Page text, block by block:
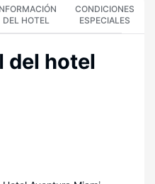
DEL HOTEL
CONDICIONES
ESPECIALES
del hotel